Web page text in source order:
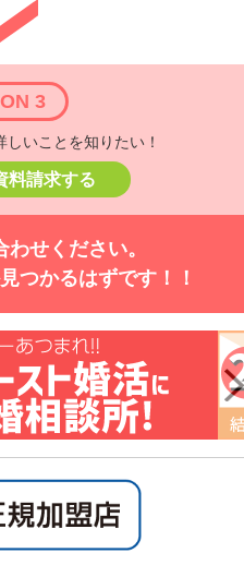
3
いことを知りたい！
料請求する
せください。
つかるはずです！！